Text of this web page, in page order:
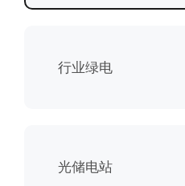
逆
行业绿电
光储电站